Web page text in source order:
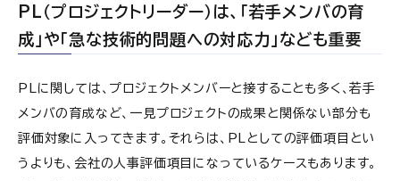
PL（プロジェクトリーダー）は、「若手メンバの育
成」や「急な技術的問題への対応力」なども重要
PLに関しては、プロジェクトメンバーと接することも多く、若手
メンバの育成など、一見プロジェクトの成果と関係ない部分も
評価対象に入ってきます。それらは、PLとしての評価項目とい
うよりも、会社の人事評価項目になっているケースもあります。